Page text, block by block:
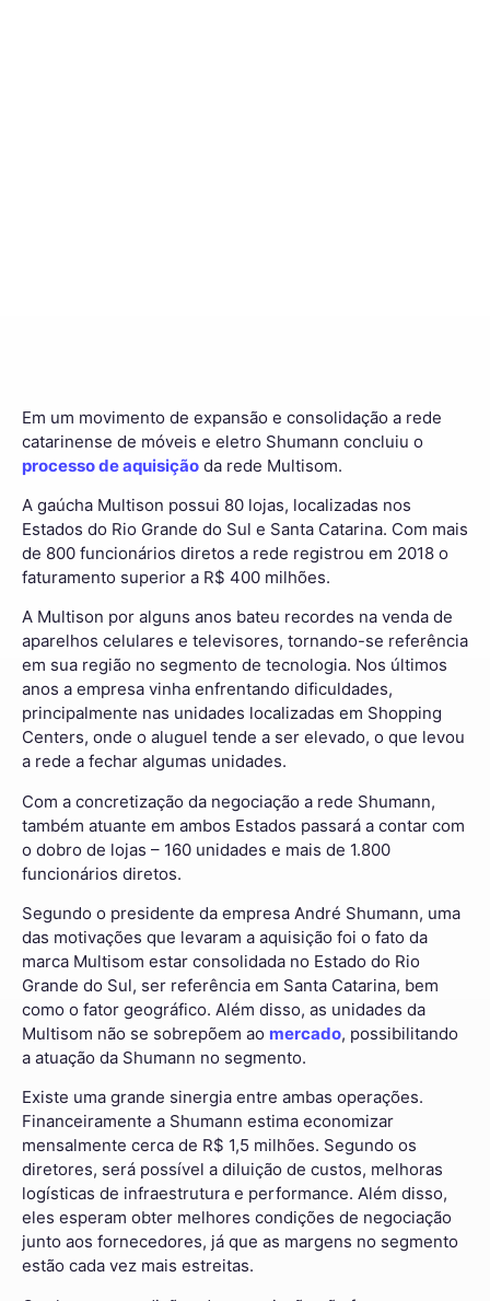
Em um movimento de expansão e consolidação a rede
catarinense de móveis e eletro Shumann concluiu o
processo de aquisição da rede Multisom.
A gaúcha Multison possui 80 lojas, localizadas nos
Estados do Rio Grande do Sul e Santa Catarina. Com mais
de 800 funcionários diretos a rede registrou em 2018 o
faturamento superior a R$ 400 milhões.
A Multison por alguns anos bateu recordes na venda de
aparelhos celulares e televisores, tornando-se referência
em sua região no segmento de tecnologia. Nos últimos
anos a empresa vinha enfrentando dificuldades,
principalmente nas unidades localizadas em Shopping
Centers, onde o aluguel tende a ser elevado, o que levou
a rede a fechar algumas unidades.
Com a concretização da negociação a rede Shumann,
também atuante em ambos Estados passará a contar com
o dobro de lojas – 160 unidades e mais de 1.800
funcionários diretos.
Segundo o presidente da empresa André Shumann, uma
das motivações que levaram a aquisição foi o fato da
marca Multisom estar consolidada no Estado do Rio
Grande do Sul, ser referência em Santa Catarina, bem
como o fator geográfico. Além disso, as unidades da
Multisom não se sobrepõem ao mercado, possibilitando
a atuação da Shumann no segmento.
Existe uma grande sinergia entre ambas operações.
Financeiramente a Shumann estima economizar
mensalmente cerca de R$ 1,5 milhões. Segundo os
diretores, será possível a diluição de custos, melhoras
logísticas de infraestrutura e performance. Além disso,
eles esperam obter melhores condições de negociação
junto aos fornecedores, já que as margens no segmento
estão cada vez mais estreitas.